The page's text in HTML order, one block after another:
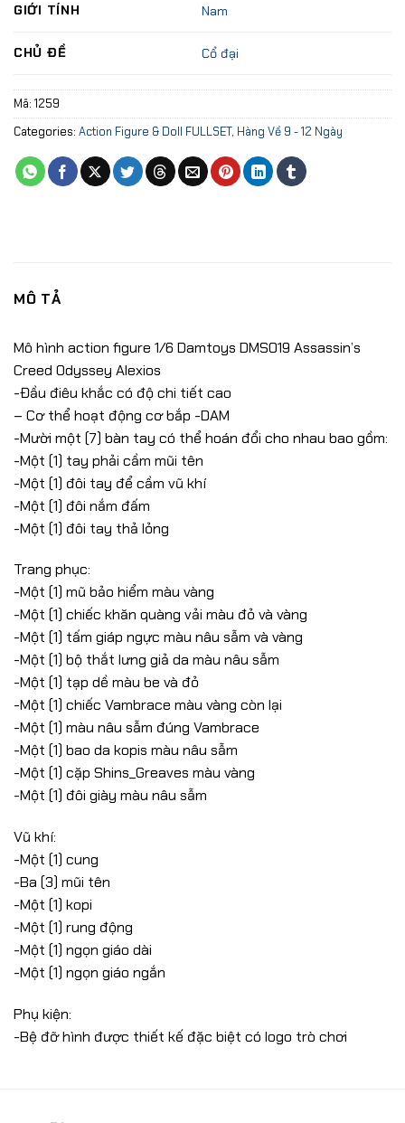
GIỚI TÍNH Nam
CHỦ ĐỀ Cổ đại
Mã: 1259
Categories: Action Figure & Doll FULLSET, Hàng Về 9 - 12 Ngày
MÔ TẢ
Mô hình action figure 1/6 Damtoys DMS019 Assassin’s
Creed Odyssey Alexios
-Đầu điêu khắc có độ chi tiết cao
– Cơ thể hoạt động cơ bắp -DAM
-Mười một (7) bàn tay có thể hoán đổi cho nhau bao gồm:
-Một (1) tay phải cầm mũi tên
-Một (1) đôi tay để cầm vũ khí
-Một (1) đôi nắm đấm
-Một (1) đôi tay thả lỏng
Trang phục:
-Một (1) mũ bảo hiểm màu vàng
-Một (1) chiếc khăn quàng vải màu đỏ và vàng
-Một (1) tấm giáp ngực màu nâu sẫm và vàng
-Một (1) bộ thắt lưng giả da màu nâu sẫm
-Một (1) tạp dề màu be và đỏ
-Một (1) chiếc Vambrace màu vàng còn lại
-Một (1) màu nâu sẫm đúng Vambrace
-Một (1) bao da kopis màu nâu sẫm
-Một (1) cặp Shins_Greaves màu vàng
-Một (1) đôi giày màu nâu sẫm
Vũ khí:
-Một (1) cung
-Ba (3) mũi tên
-Một (1) kopi
-Một (1) rung động
-Một (1) ngọn giáo dài
-Một (1) ngọn giáo ngắn
Phụ kiện:
-Bệ đỡ hình được thiết kế đặc biệt có logo trò chơi